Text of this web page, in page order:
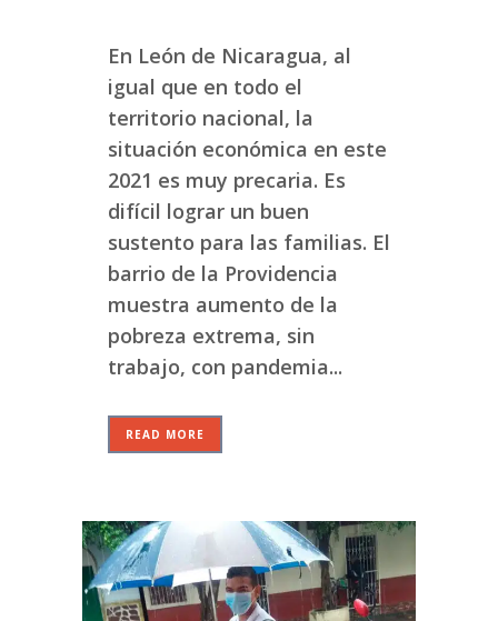
En León de Nicaragua, al
igual que en todo el
territorio nacional, la
situación económica en este
2021 es muy precaria. Es
difícil lograr un buen
sustento para las familias. El
barrio de la Providencia
muestra aumento de la
pobreza extrema, sin
trabajo, con pandemia...
READ MORE